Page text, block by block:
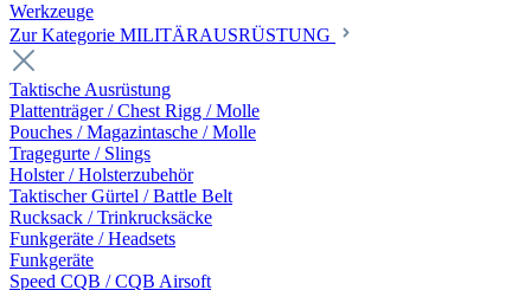
Werkzeuge
Zur Kategorie MILITÄRAUSRÜSTUNG
Taktische Ausrüstung
Plattenträger / Chest Rigg / Molle
Pouches / Magazintasche / Molle
Tragegurte / Slings
Holster / Holsterzubehör
Taktischer Gürtel / Battle Belt
Rucksack / Trinkrucksäcke
Funkgeräte / Headsets
Funkgeräte
Speed CQB / CQB Airsoft